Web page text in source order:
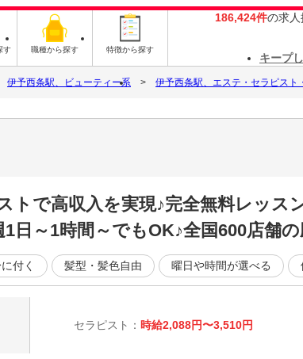
す 職種から探す 特徴から探す
186,424件の求
キープ
伊予西条駅、ビューティー系 伊予西条駅、エステ・セラピスト
トで高収入を実現♪完全無料レッス
日～1時間～でもOK♪全国600店舗
付く 髪型・髪色自由 曜日や時間が選べる
セラピスト： 時給2,088円〜3,510円